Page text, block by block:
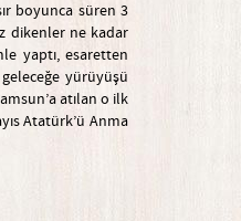
boyunca süren 3
dikenler ne kadar
yaptı, esaretten
yürüyüşü
atılan o ilk
Atatürk’ü Anma